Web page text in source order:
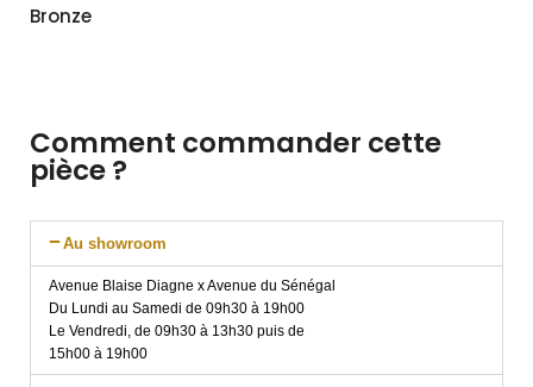
Bronze
Comment commander cette
pièce ?
Au showroom
Avenue Blaise Diagne x Avenue du Sénégal
Du Lundi au Samedi de 09h30 à 19h00
Le Vendredi, de 09h30 à 13h30 puis de
15h00 à 19h00